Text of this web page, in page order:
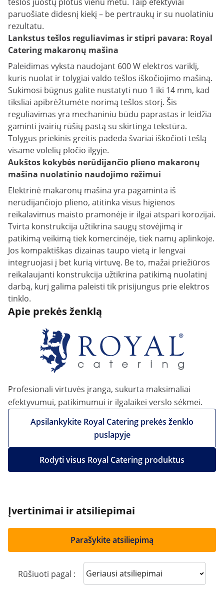
paruošiate didesnį kiekį – be pertraukų ir su nuolatiniu
rezultatu.
Lankstus tešlos reguliavimas ir stipri pavara: Royal
Catering makaronų mašina
Paleidimas vyksta naudojant 600 W elektros variklį,
kuris nuolat ir tolygiai valdo tešlos iškočiojimo mašiną.
Sukimosi būgnus galite nustatyti nuo 1 iki 14 mm, kad
tiksliai apibrėžtumėte norimą tešlos storį. Šis
reguliavimas yra mechaniniu būdu paprastas ir leidžia
gaminti įvairių rūšių pastą su skirtinga tekstūra.
Tolygus priekinis greitis padeda švariai iškočioti tešlą
visame volelių pločio ilgyje.
Aukštos kokybės nerūdijančio plieno makaronų
mašina nuolatinio naudojimo režimui
Elektrinė makaronų mašina yra pagaminta iš
nerūdijančiojo plieno, atitinka visus higienos
reikalavimus maisto pramonėje ir ilgai atspari korozijai.
Tvirta konstrukcija užtikrina saugų stovėjimą ir
patikimą veikimą tiek komercinėje, tiek namų aplinkoje.
Jos kompaktiškas dizainas taupo vietą ir lengvai
integruojasi į bet kurią virtuvę. Be to, mažai priežiūros
reikalaujanti konstrukcija užtikrina patikimą nuolatinį
darbą, kurį galima paleisti tik prisijungus prie elektros
tinklo.
Apie prekės ženklą
Profesionali virtuvės įranga, sukurta maksimaliai
efektyvumui, patikimumui ir ilgalaikei verslo sėkmei.
Apsilankykite Royal Catering prekės ženklo
puslapyje
Rodyti visus Royal Catering produktus
Įvertinimai ir atsiliepimai
Parašykite atsiliepimą
Rūšiuoti pagal : Sort reviews